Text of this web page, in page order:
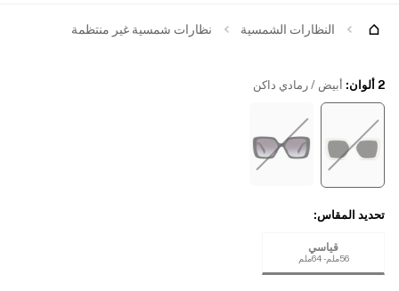
النظارات الشمسية نظارات شمسية غير منتظمة
2 ألوان : أبيض / رمادي داكن
تحديد المقاس:
قياسي
56ملم - 64ملم